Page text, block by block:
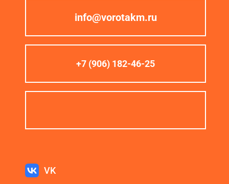
info@vorotakm.ru
+7 (906) 182-46-25
VK